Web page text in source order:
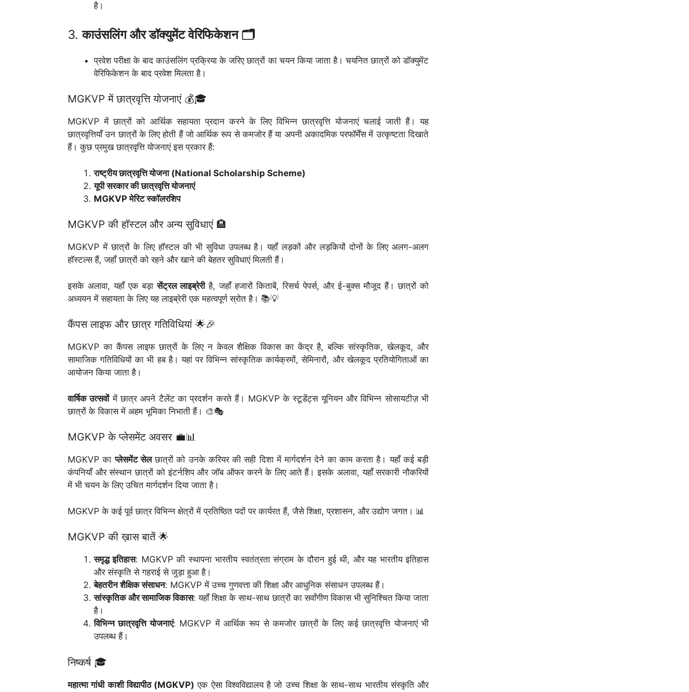
है।
3.काउंसलिंग और डॉक्युमेंट वेरिफिकेशन 🗂️
प्रवेश परीक्षा के बाद काउंसलिंग प्रक्रिया के जरिए छात्रों का चयन किया जाता है। चयनित छात्रों को डॉक्युमेंट
वेरिफिकेशन के बाद प्रवेश मिलता है।
MGKVP में छात्रवृत्ति योजनाएं 💰🎓
MGKVP में छात्रों को आर्थिक सहायता प्रदान करने के लिए विभिन्न छात्रवृत्ति योजनाएं चलाई जाती हैं। यह
छात्रवृत्तियाँ उन छात्रों के लिए होती हैं जो आर्थिक रूप से कमजोर हैं या अपनी अकादमिक परफॉर्मेंस में उत्कृष्टता दिखाते
हैं। कुछ प्रमुख छात्रवृत्ति योजनाएं इस प्रकार हैं:
राष्ट्रीय छात्रवृत्ति योजना (National Scholarship Scheme)
यूपी सरकार की छात्रवृत्ति योजनाएं
MGKVP मेरिट स्कॉलरशिप
MGKVP की हॉस्टल और अन्य सुविधाएं 🏨
MGKVP में छात्रों के लिए हॉस्टल की भी सुविधा उपलब्ध है। यहाँ लड़कों और लड़कियों दोनों के लिए अलग-अलग
हॉस्टल्स हैं, जहाँ छात्रों को रहने और खाने की बेहतर सुविधाएं मिलती हैं।
इसके अलावा, यहाँ एक बड़ासेंट्रल लाइब्रेरीहै, जहाँ हजारों किताबें, रिसर्च पेपर्स, और ई-बुक्स मौजूद हैं। छात्रों को
अध्ययन में सहायता के लिए यह लाइब्रेरी एक महत्वपूर्ण स्रोत है। 📚💡
कैंपस लाइफ और छात्र गतिविधियां 🌟🎉
MGKVP का कैंपस लाइफ छात्रों के लिए न केवल शैक्षिक विकास का केंद्र है, बल्कि सांस्कृतिक, खेलकूद, और
सामाजिक गतिविधियों का भी हब है। यहां पर विभिन्न सांस्कृतिक कार्यक्रमों, सेमिनारों, और खेलकूद प्रतियोगिताओं का
आयोजन किया जाता है।
वार्षिक उत्सवोंमें छात्र अपने टैलेंट का प्रदर्शन करते हैं। MGKVP के स्टूडेंट्स यूनियन और विभिन्न सोसायटीज़ भी
छात्रों के विकास में अहम भूमिका निभाती हैं। 🎨🎭
MGKVP के प्लेसमेंट अवसर 💼📊
MGKVP काप्लेसमेंट सेलछात्रों को उनके करियर की सही दिशा में मार्गदर्शन देने का काम करता है। यहाँ कई बड़ी
कंपनियाँ और संस्थान छात्रों को इंटर्नशिप और जॉब ऑफर करने के लिए आते हैं। इसके अलावा, यहाँ सरकारी नौकरियों
में भी चयन के लिए उचित मार्गदर्शन दिया जाता है।
MGKVP के कई पूर्व छात्र विभिन्न क्षेत्रों में प्रतिष्ठित पदों पर कार्यरत हैं, जैसे शिक्षा, प्रशासन, और उद्योग जगत। 📊
MGKVP की ख़ास बातें 🌟
समृद्ध इतिहास: MGKVP की स्थापना भारतीय स्वतंत्रता संग्राम के दौरान हुई थी, और यह भारतीय इतिहास
और संस्कृति से गहराई से जुड़ा हुआ है।
बेहतरीन शैक्षिक संसाधन: MGKVP में उच्च गुणवत्ता की शिक्षा और आधुनिक संसाधन उपलब्ध हैं।
सांस्कृतिक और सामाजिक विकास: यहाँ शिक्षा के साथ-साथ छात्रों का सर्वांगीण विकास भी सुनिश्चित किया जाता
है।
विभिन्न छात्रवृत्ति योजनाएं: MGKVP में आर्थिक रूप से कमजोर छात्रों के लिए कई छात्रवृत्ति योजनाएं भी
उपलब्ध हैं।
निष्कर्ष 🎓
महात्मा गांधी काशी विद्यापीठ (MGKVP) एक ऐसा विश्वविद्यालय है जो उच्च शिक्षा के साथ-साथ भारतीय संस्कृति और